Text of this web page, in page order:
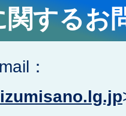
関するお
：